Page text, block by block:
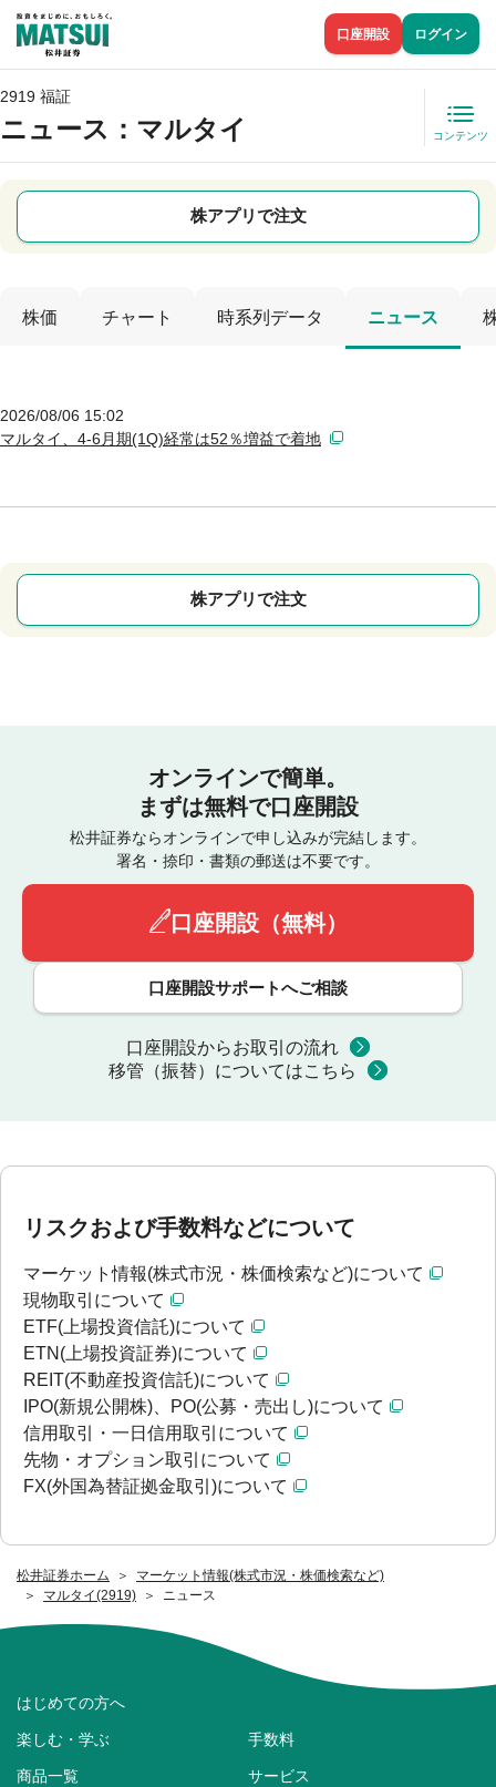
口座開設 ログイン
松井証券ホーム
マーケット情報(株式市況・株価検索など)
マルタイ(2919)
ニュース
2919 福証
ニュース ：マルタイ コンテンツ
株アプリで注文
株価 チャート 時系列データ ニュース
2026/08/06 15:02
マルタイ、4-6月期(1Q)経常は52％増益で着地
株アプリで注文
オンラインで簡単。
まずは無料で口座開設
松井証券ならオンラインで申し込みが完結します。
署名・捺印・書類の郵送は不要です。
口座開設（無料）
口座開設サポートへご相談
口座開設からお取引の流れ
移管（振替）についてはこちら
リスクおよび手数料などについて
マーケット情報(株式市況・株価検索など)について
現物取引について
ETF(上場投資信託)について
ETN(上場投資証券)について
REIT(不動産投資信託)について
IPO(新規公開株)、PO(公募・売出し)について
信用取引・一日信用取引について
先物・オプション取引について
FX(外国為替証拠金取引)について
はじめての方へ
楽しむ・学ぶ 手数料
商品一覧 サービス